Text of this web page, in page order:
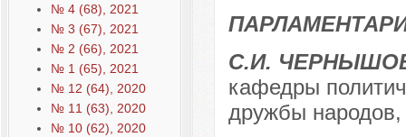
№ 4 (68), 2021
№ 3 (67), 2021
№ 2 (66), 2021
№ 1 (65), 2021
№ 12 (64), 2020
№ 11 (63), 2020
№ 10 (62), 2020
С.И.
кафедры
дружбы народов,